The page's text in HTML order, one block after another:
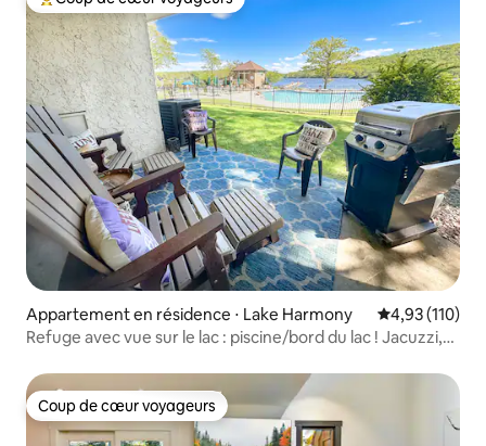
Coups de cœur voyageurs les plus appréciés
Appartement en résidence ⋅ Lake Harmony Évaluation
4,93 (110)
Refuge avec vue sur le lac : piscine/bord du lac ! Jacuzzi,
Coup de cœur voyageurs
Coup de cœur voyageurs